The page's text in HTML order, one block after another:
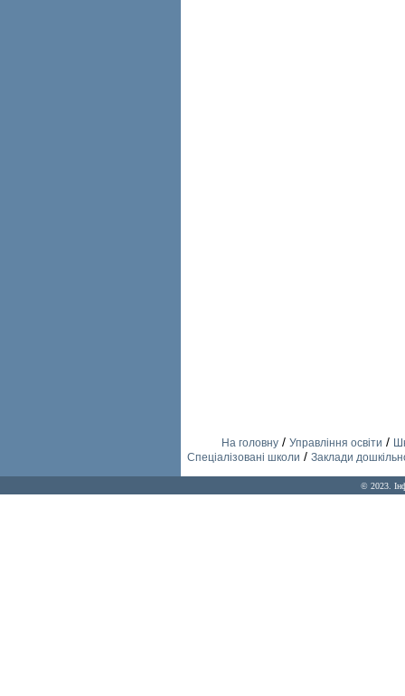
На головну/ Управління освіти /
Спеціалізовані школи / Заклади
© 2023.